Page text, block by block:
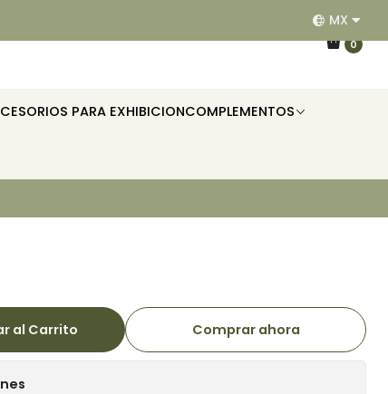
0
PARA EXHIBICIONCOMPLEMENTOS
EQUIPAMOS RESTAURANTES, HOTELES, OFICINAS E
MX
al Carrito Comprar ahora